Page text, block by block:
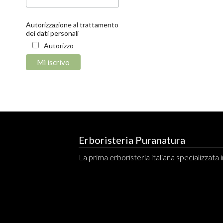
Autorizzazione al trattamento
dei dati personali
Autorizzo
Erboristeria Puranatura
La prima erboristeria italiana specializzata